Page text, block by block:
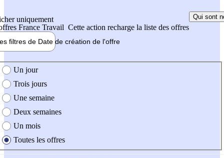
uniquement
France Travail Cette action recharge la liste des offres
Qui sont
filtres de Date de création de l'offre
création de l'offre
Un jour
Trois jours
Une semaine
Deux semaines
Un mois
Toutes les offres